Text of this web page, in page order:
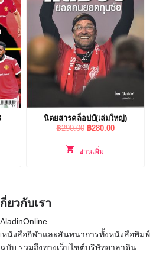
นิตยสารคล็อปป์(เล่มใหญ่)
฿290.00 Original
was:
฿280.00Current
อ่านเพิ่ม
กี่ยวกับเรา
AladinOnline
นังสือกีฬาและสันทนาการทั้งหนังสือพิมพ์
บับ รวมถึงทางเว็บไซต์บริษัทอาลาดิน